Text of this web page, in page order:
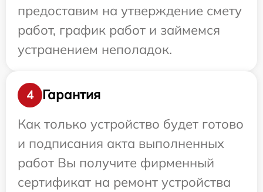
предоставим на утверждение смету
работ, график работ и займемся
устранением неполадок.
4
Гарантия
Как только устройство будет готово
и подписания акта выполненных
работ Вы получите фирменный
сертификат на ремонт устройства